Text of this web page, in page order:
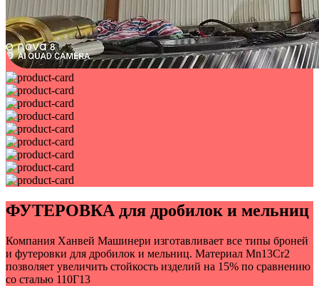
ФУТЕРОВКА для дробилок и мельниц
Компания Ханвей Машинери изготавливает все типы броней
и футеровки для дробилок и мельниц. Материал Mn13Cr2
позволяет увеличить стойкость изделий на 15% по сравнению
со сталью 110Г13